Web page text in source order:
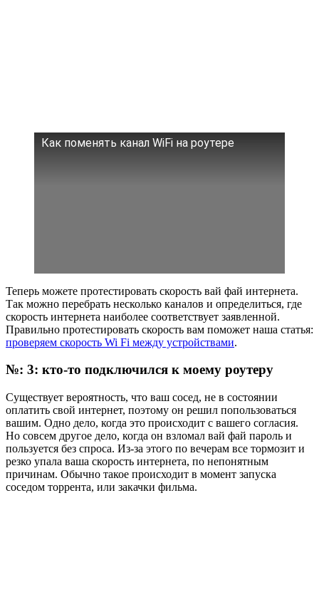
Как поменять канал WiFi на роутере
Теперь можете протестировать скорость вай фай интернета.
Так можно перебрать несколько каналов и определиться, где
скорость интернета наиболее соответствует заявленной.
Правильно протестировать скорость вам поможет наша статья:
проверяем скорость Wi Fi между устройствами.
№: 3: кто-то подключился к моему роутеру
Существует вероятность, что ваш сосед, не в состоянии
оплатить свой интернет, поэтому он решил попользоваться
вашим. Одно дело, когда это происходит с вашего согласия.
Но совсем другое дело, когда он взломал вай фай пароль и
пользуется без спроса. Из-за этого по вечерам все тормозит и
резко упала ваша скорость интернета, по непонятным
причинам. Обычно такое происходит в момент запуска
соседом торрента, или закачки фильма.